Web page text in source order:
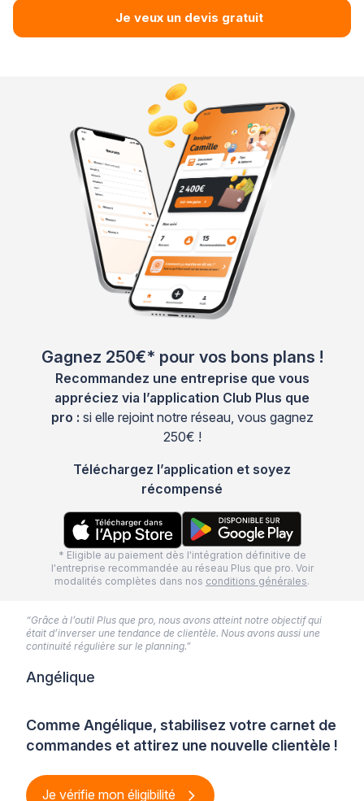
Je veux un devis gratuit
Gagnez 250€* pour vos bons plans !
Recommandez une entreprise que vous
appréciez via l’application Club Plus que
pro : si elle rejoint notre réseau, vous gagnez
250€ !
Téléchargez l’application et soyez
récompensé
* Eligible au paiement dès l'intégration définitive de
l'entreprise recommandée au réseau Plus que pro. Voir
modalités complètes dans nos conditions générales.
Comme Angélique, stabilisez votre carnet de
commandes et attirez une nouvelle clientèle !
Je vérifie mon éligibilité
“Grâce à l’outil Plus que pro, nous avons atteint notre objectif qui
était d’inverser une tendance de clientèle. Nous avons aussi une
continuité régulière sur le planning.”
Angélique